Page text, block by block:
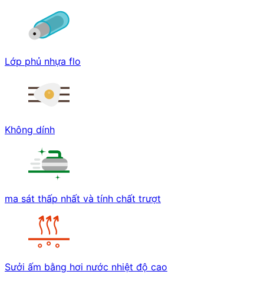
Lớp phủ nhựa flo
Không dính
ma sát thấp nhất và tính chất trượt
Sưởi ấm bằng hơi nước nhiệt độ cao